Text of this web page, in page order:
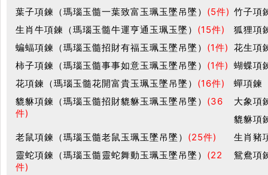
葉子項鍊（瑪瑙玉髓一葉致富玉珮玉墜吊墜） (5件) 竹子項
生肖牛項鍊（瑪瑙玉髓牛運亨通玉珮玉墜） (15件)
狐狸項
蝙蝠項鍊（瑪瑙玉髓招財有福玉珮玉墜吊墜） (1件) 花生項
柿子項鍊（瑪瑙玉髓事事如意玉珮玉墜吊墜） (1件) 蝴蝶項
花項鍊（瑪瑙玉髓花開富貴玉珮玉墜吊墜） (16件)
蟬項鍊
貔貅項鍊（瑪瑙玉髓招財貔貅玉珮玉墜吊墜） (36
件)
大象項
貔貅項
老鼠項鍊（瑪瑙玉髓老鼠玉珮玉墜吊墜） (25件)
生肖豬
靈蛇項鍊（瑪瑙玉髓靈蛇舞動玉珮玉墜吊墜） (22
件)
鴛鴦項